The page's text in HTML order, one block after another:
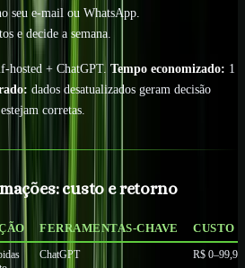
seu e-mail ou WhatsApp.
e decide a semana.
hosted + ChatGPT. Tempo economizado: 1
dados desatualizados geram decisão
corretas.
custo e retorno
FERRAMENTAS-CHAVE CUSTO
ChatGPT R$ 0–99,99